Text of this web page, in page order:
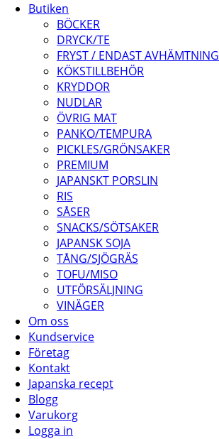
Butiken
BÖCKER
DRYCK/TE
FRYST / ENDAST AVHÄMTNING
KÖKSTILLBEHÖR
KRYDDOR
NUDLAR
ÖVRIG MAT
PANKO/TEMPURA
PICKLES/GRÖNSAKER
PREMIUM
JAPANSKT PORSLIN
RIS
SÅSER
SNACKS/SÖTSAKER
JAPANSK SOJA
TÅNG/SJÖGRÄS
TOFU/MISO
UTFÖRSÄLJNING
VINÄGER
Om oss
Kundservice
Företag
Kontakt
Japanska recept
Blogg
Varukorg
Logga in